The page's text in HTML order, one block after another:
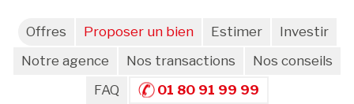
Offres Proposer un bien Estimer
Investir
Notre agence
Nos transactions
Nos conseils
FAQ
01 80 91 99 99